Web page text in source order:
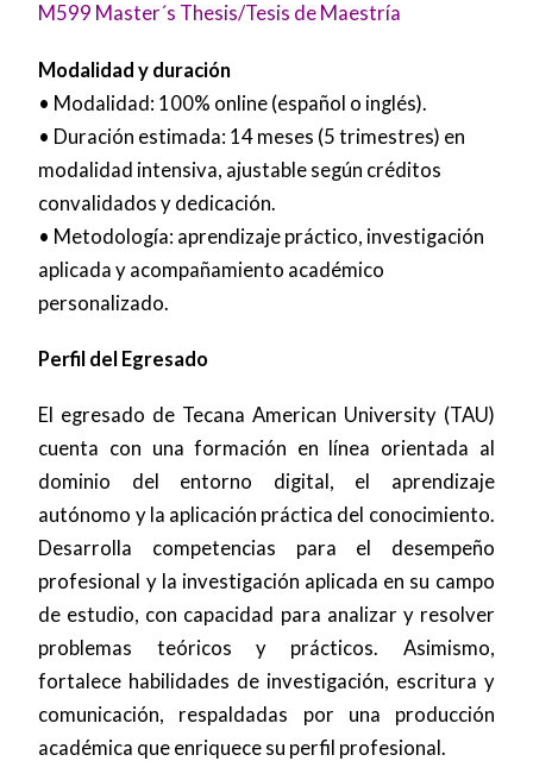
M599 Master´s Thesis/Tesis de Maestría
Modalidad y duración
• Modalidad: 100% online (español o inglés).
• Duración estimada: 14 meses (5 trimestres) en
modalidad intensiva, ajustable según créditos
convalidados y dedicación.
• Metodología: aprendizaje práctico, investigación
aplicada y acompañamiento académico
personalizado.
Perfil del Egresado
El egresado de Tecana American University (TAU)
cuenta con una formación en línea orientada al
dominio del entorno digital, el aprendizaje
autónomo y la aplicación práctica del conocimiento.
Desarrolla competencias para el desempeño
profesional y la investigación aplicada en su campo
de estudio, con capacidad para analizar y resolver
problemas teóricos y prácticos. Asimismo,
fortalece habilidades de investigación, escritura y
comunicación, respaldadas por una producción
académica que enriquece su perfil profesional.